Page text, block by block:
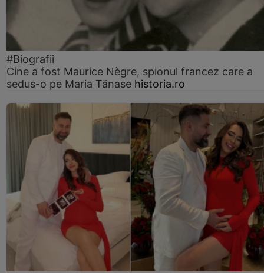
#Biografii
Cine a fost Maurice Nègre, spionul francez care a
sedus-o pe Maria Tănase historia.ro